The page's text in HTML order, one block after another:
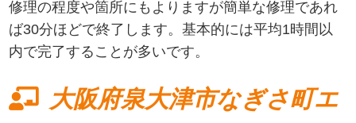
修理の程度や箇所にもよりますが簡単な修理であれ
ば30分ほどで終了します。基本的には平均1時間以
内で完了することが多いです。
大阪府泉大津市なぎさ町エ